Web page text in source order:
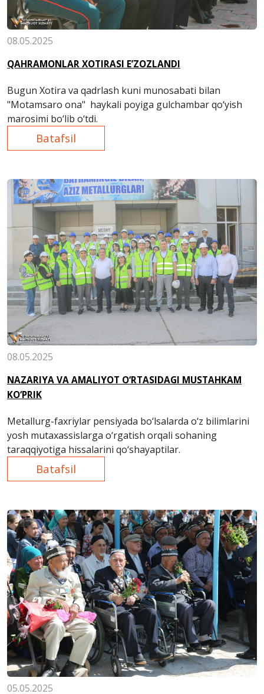
08.05.2025
QAHRAMONLAR XOTIRASI E’ZOZLANDI
Bugun Xotira va qadrlash kuni munosabati bilan
"Motamsaro ona" haykali poyiga gulchambar qo‘yish
marosimi bo‘lib o‘tdi.
Batafsil
08.05.2025
NAZARIYA VA AMALIYOT O‘RTASIDAGI MUSTAHKAM
KO‘PRIK
Metallurg-faxriylar pensiyada bo‘lsalarda o‘z bilimlarini
yosh mutaxassislarga o‘rgatish orqali sohaning
taraqqiyotiga hissalarini qo‘shayaptilar.
Batafsil
05.05.2025